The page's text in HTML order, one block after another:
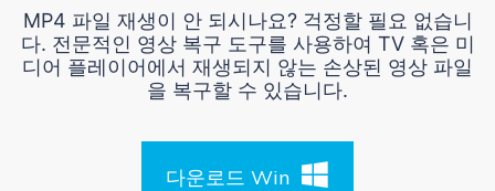
뉴스룸
선도적인 데이터 복구 전문가
무료 체험
Recoverit - Mac 버전
미디어 복구하기
디바이스 복구하기
복구 Tips
외장 저장장치 복구
삭제된 파일 복구
드라이브에서 복구
MP4 파일 재생이 안 되시나요? 걱정할 필요 없습니
다. 전문적인 영상 복구 도구를 사용하여 TV 혹은 미
디어 플레이어에서 재생되지 않는 손상된 영상 파일
을 복구할 수 있습니다.
다운로드 Win